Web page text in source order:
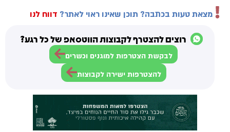
מצאת טעות בכתבה? תוכן שאינו ראוי לאתר? דווח לנו
רוצים להצטרף לקבוצות הווטסאפ של כל רגע?
לבקשת הצטרפות למוגנים וכשרים
להצטרפות ישירה לקבוצות